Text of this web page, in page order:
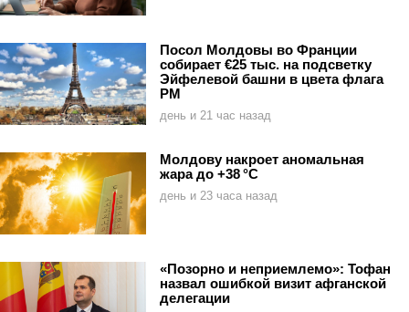
Посол Молдовы во Франции
собирает €25 тыс. на подсветку
Эйфелевой башни в цвета флага
РМ
день и 21 час назад
Молдову накроет аномальная
жара до +38 °C
день и 23 часа назад
«Позорно и неприемлемо»: Тофан
назвал ошибкой визит афганской
делегации